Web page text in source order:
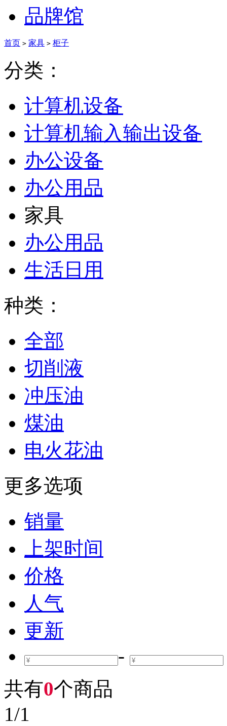
品牌馆
首页 > 家具 > 柜子
分类：
计算机设备
计算机输入输出设备
办公设备
办公用品
家具
办公用品
生活日用
种类：
全部
切削液
冲压油
煤油
电火花油
更多选项
销量
上架时间
价格
人气
更新
-
共有0个商品
1/1